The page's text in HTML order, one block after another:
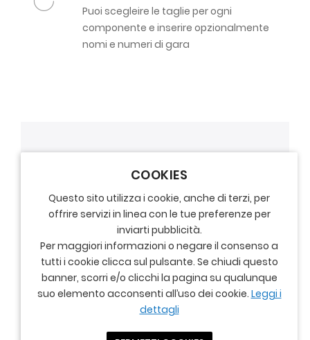
COOKIES
Questo sito utilizza i cookie, anche di terzi, per
offrire servizi in linea con le tue preferenze per
inviarti pubblicità.
Per maggiori informazioni o negare il consenso a
tutti i cookie clicca sul pulsante. Se chiudi questo
banner, scorri e/o clicchi la pagina su qualunque
suo elemento acconsenti all’uso dei cookie. Leggi i
dettagli
Puoi scegleire le taglie per ogni
componente e inserire opzionalmente
nomi e numeri di gara